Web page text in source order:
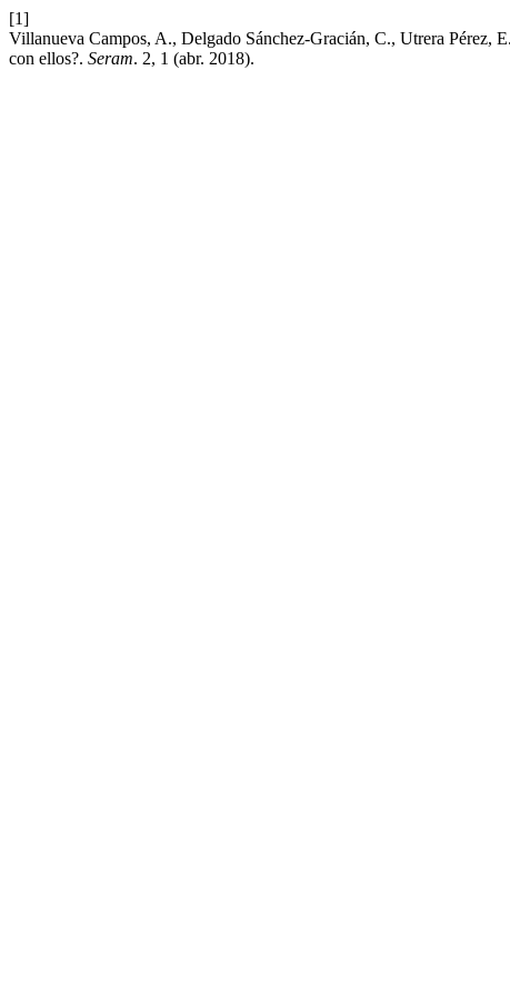
[1]
Villanueva Campos, A., Delgado Sánchez-Gracián, C., Utrera Pérez,
con ellos?. Seram. 2, 1 (abr. 2018).